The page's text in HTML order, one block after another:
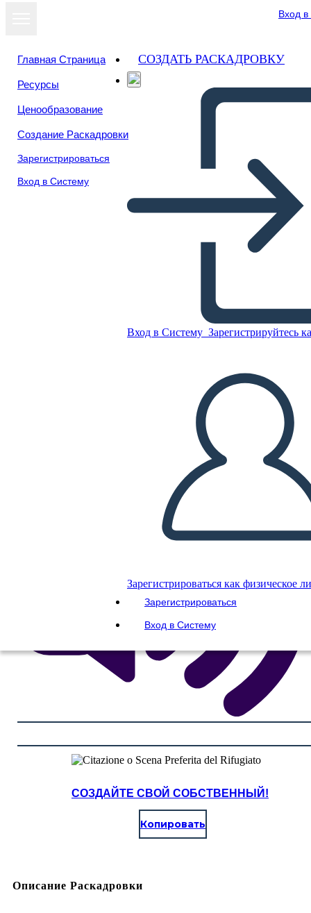
Вход
Главная Страница
Ресурсы
Ценообразование
Создание Раскадровки
Зарегистрироваться
Вход в Систему
СОЗДАТЬ РАСКАДРОВКУ
Вход в Систему Зарегистрируйтесь
Зарегистрироваться как физическое
Зарегистрироваться
Вход в Систему
del Rifugiato
СОЗДАТЬ РАСКАДРОВКУ
ВОСПРОИЗВЕСТИ СЛАЙД-ШОУ
ПОЧИТАЙ МНЕ
СОЗДАЙТЕ СВОЙ СОБСТВЕННЫЙ!
Копировать
Описание Раскадровки